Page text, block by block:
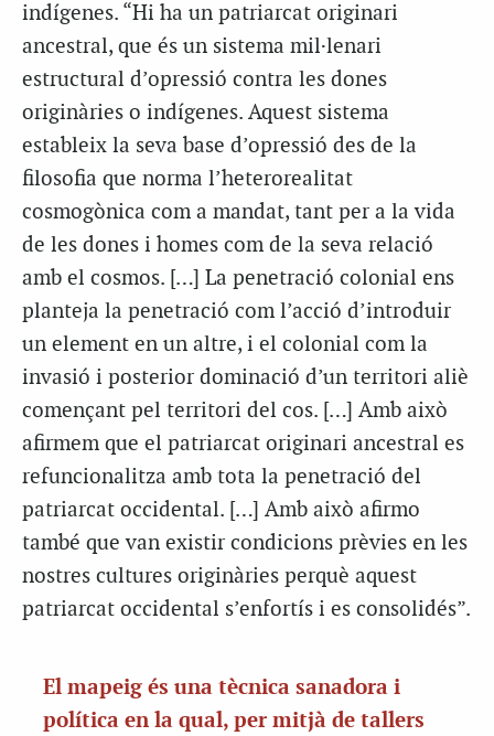
indígenes. “Hi ha un patriarcat originari
ancestral, que és un sistema mil·lenari
estructural d’opressió contra les dones
originàries o indígenes. Aquest sistema
estableix la seva base d’opressió des de la
filosofia que norma l’heterorealitat
cosmogònica com a mandat, tant per a la vida
de les dones i homes com de la seva relació
amb el cosmos. […] La penetració colonial ens
planteja la penetració com l’acció d’introduir
un element en un altre, i el colonial com la
invasió i posterior dominació d’un territori aliè
començant pel territori del cos. […] Amb això
afirmem que el patriarcat originari ancestral es
refuncionalitza amb tota la penetració del
patriarcat occidental. […] Amb això afirmo
també que van existir condicions prèvies en les
nostres cultures originàries perquè aquest
patriarcat occidental s’enfortís i es consolidés”.
El mapeig és una tècnica sanadora i
política en la qual, per mitjà de tallers